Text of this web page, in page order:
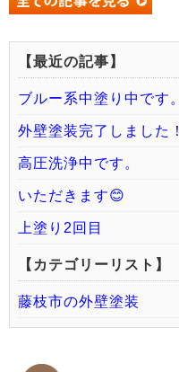
【最近の記事】
ブルー系中塗り中です。
外壁塗装完了しました！
高圧洗浄中です。
いただきます😊
上塗り2回目
【カテゴリーリスト】
藤枝市の外壁塗装